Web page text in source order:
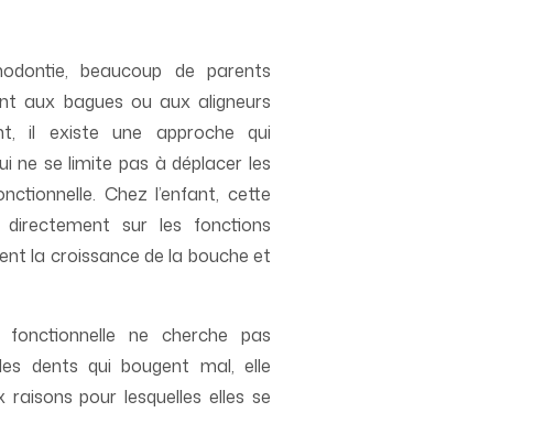
beaucoup de parents
aux bagues ou aux aligneurs
il existe une approche qui
ne se limite pas à déplacer les
Chez l’enfant, cette
sur les fonctions
la croissance de la bouche et
fonctionnelle ne cherche pas
dents qui bougent mal, elle
raisons pour lesquelles elles se